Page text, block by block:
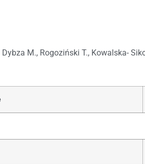
M., Rogoziński T., Kowalska-